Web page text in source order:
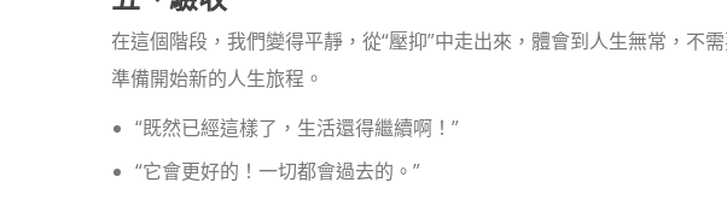
在這個階段，我們變得平靜，從“壓抑”中走出來，體會到人生無常，不
準備開始新的人生旅程。
“既然已經這樣了，生活還得繼續啊！”
“它會更好的！一切都會過去的。”